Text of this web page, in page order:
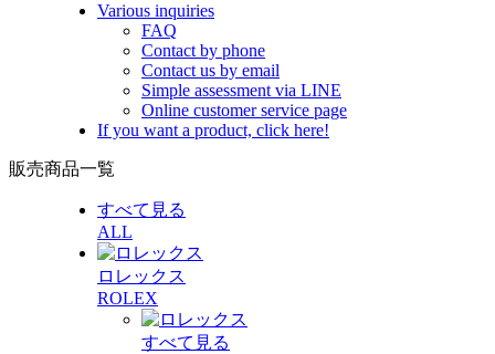
Various inquiries
FAQ
Contact by phone
Contact us by email
Simple assessment via LINE
Online customer service page
If you want a product, click here!
販売商品一覧
すべて見る
ALL
ロレックス
ROLEX
すべて見る